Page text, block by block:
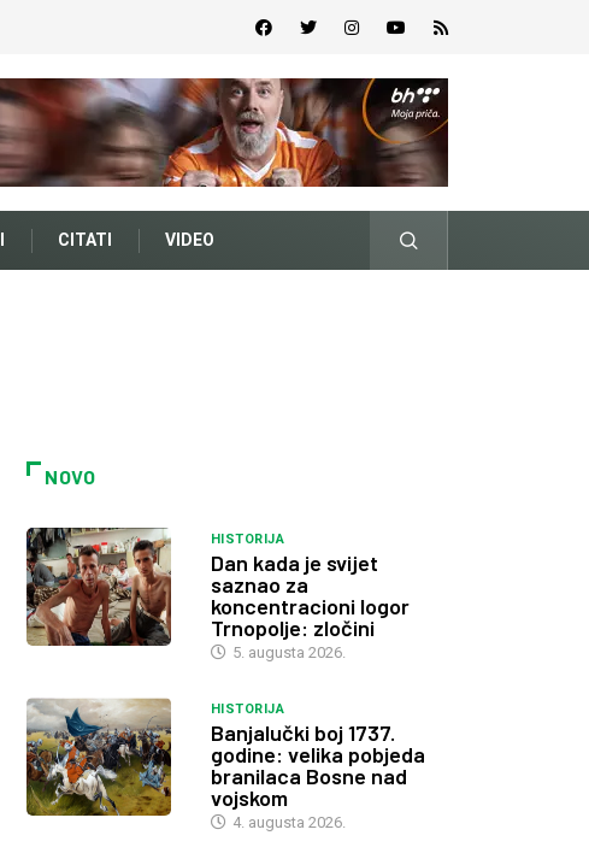
CITATI VIDEO
NOVO
HISTORIJA
Dan kada je svijet
saznao za
koncentracioni logor
Trnopolje: zločini
5. augusta 2026.
HISTORIJA
Banjalučki boj 1737.
godine: velika pobjeda
branilaca Bosne nad
vojskom
4. augusta 2026.